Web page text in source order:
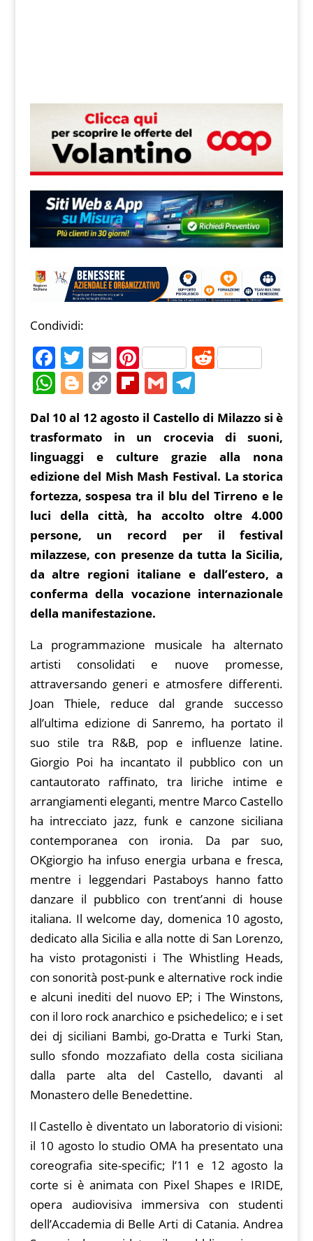
Condividi:
F
a
c
e
b
o
o
k
T
w
itt
er
E
m
ai
l
Pi
nt
er
e
st
R
di
t
W
at
s
A
p
p
Bl
g
g
er
C
p
y
Li
n
k
Fl
ip
b
o
ar
d
G
m
ai
l
T
el
e
gr
a
m
Dal 10 al 12 agosto il Castello di Milazzo si è
trasformato in un crocevia di suoni,
linguaggi e culture grazie alla nona
edizione del Mish Mash Festival. La storica
fortezza, sospesa tra il blu del Tirreno e le
luci della città, ha accolto oltre 4.000
persone, un record per il festival
milazzese, con presenze da tutta la Sicilia,
da altre regioni italiane e dall’estero, a
conferma della vocazione internazionale
della manifestazione.
La programmazione musicale ha alternato
artisti consolidati e nuove promesse,
attraversando generi e atmosfere differenti.
Joan Thiele, reduce dal grande successo
all’ultima edizione di Sanremo, ha portato il
suo stile tra R&B, pop e influenze latine.
Giorgio Poi ha incantato il pubblico con un
cantautorato raffinato, tra liriche intime e
arrangiamenti eleganti, mentre Marco Castello
ha intrecciato jazz, funk e canzone siciliana
contemporanea con ironia. Da par suo,
OKgiorgio ha infuso energia urbana e fresca,
mentre i leggendari Pastaboys hanno fatto
danzare il pubblico con trent’anni di house
italiana. Il welcome day, domenica 10 agosto,
dedicato alla Sicilia e alla notte di San Lorenzo,
ha visto protagonisti i The Whistling Heads,
con sonorità post-punk e alternative rock indie
e alcuni inediti del nuovo EP; i The Winstons,
con il loro rock anarchico e psichedelico; e i set
dei dj siciliani Bambi, go-Dratta e Turki Stan,
sullo sfondo mozzafiato della costa siciliana
dalla parte alta del Castello, davanti al
Monastero delle Benedettine.
Il Castello è diventato un laboratorio di visioni:
il 10 agosto lo studio OMA ha presentato una
coreografia site-specific; l’11 e 12 agosto la
corte si è animata con Pixel Shapes e IRIDE,
opera audiovisiva immersiva con studenti
dell’Accademia di Belle Arti di Catania. Andrea